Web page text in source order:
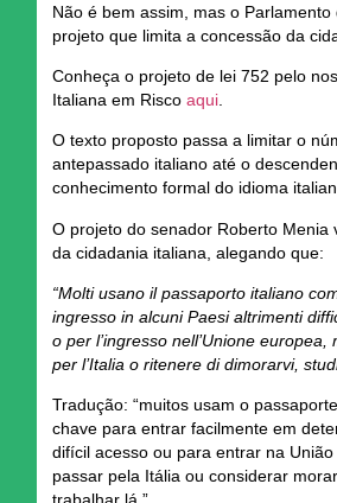
Não é bem assim, mas o
projeto que limita a concessão da
Conheça o projeto de lei 752 pelo
Italiana em Risco aqui.
O texto proposto passa a limitar o
antepassado italiano até o
conhecimento formal do idioma
O projeto do senador Roberto Menia
da cidadania italiana, alegando que:
“Molti usano il passaporto italiano
ingresso in alcuni Paesi altrimenti
o per l’ingresso nell’Unione
per l’Italia o ritenere di dimorarvi,
Tradução: “muitos usam o
chave para entrar facilmente em
difícil acesso ou para entrar na
passar pela Itália ou considerar